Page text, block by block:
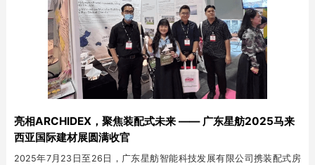
亮相ARCHIDEX，聚焦装配式未来 —— 广东星舫2025马来
西亚国际建材展圆满收官
2025年7月23日至26日，广东星舫智能科技发展有限公司携装配式房